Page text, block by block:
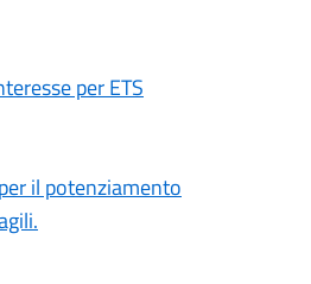
per ETS
il potenziamento